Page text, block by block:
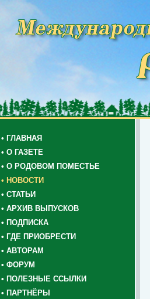
• ГЛАВНАЯ
• О ГАЗЕТЕ
• О РОДОВОМ ПОМЕСТЬЕ
• НОВОСТИ
• СТАТЬИ
• АРХИВ ВЫПУСКОВ
• ПОДПИСКА
• ГДЕ ПРИОБРЕСТИ
• АВТОРАМ
• ФОРУМ
• ПОЛЕЗНЫЕ ССЫЛКИ
• ПАРТНЁРЫ